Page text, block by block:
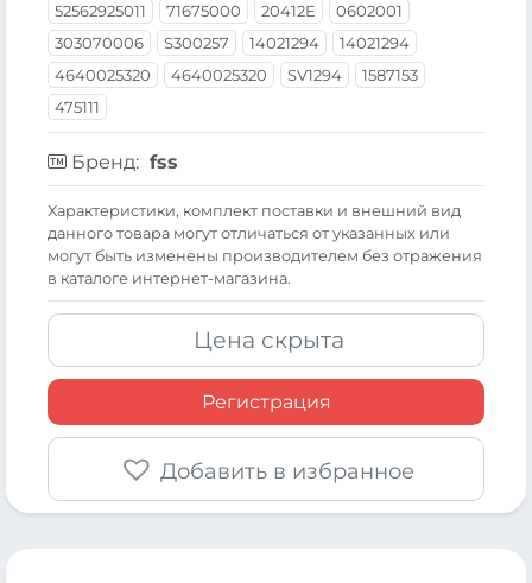
52562925011
71675000 20412E
0602001
303070006
S300257 14021294
14021294
4640025320
4640025320 SV1294
1587153
475111
Бренд: fss
Xарактеристики, комплект поставки и внешний вид
данного товара могут отличаться от указанных или
могут быть изменены производителем без отражения
в каталоге интернет-магазина.
Цена скрыта
Регистрация
Добавить в избранное